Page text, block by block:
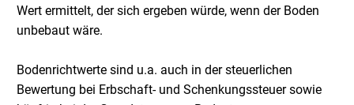
Wert ermittelt, der sich ergeben würde, wenn der Boden
unbebaut wäre.
Bodenrichtwerte sind u.a. auch in der steuerlichen
Bewertung bei Erbschaft- und Schenkungssteuer sowie